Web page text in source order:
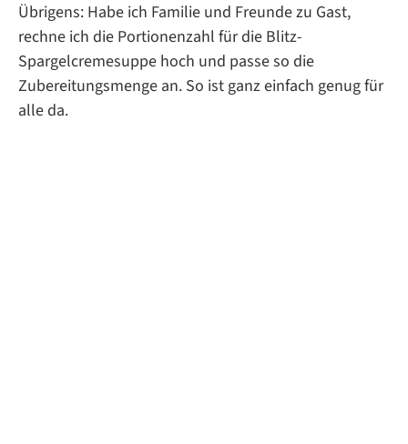
Übrigens: Habe ich Familie und Freunde zu Gast,
rechne ich die Portionenzahl für die Blitz-
Spargelcremesuppe hoch und passe so die
Zubereitungsmenge an. So ist ganz einfach genug für
alle da.